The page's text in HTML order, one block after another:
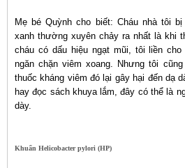
Mẹ bé Quỳnh cho biết: Cháu nhà tôi
xanh thường xuyên chảy ra nhất là khi
cháu có dấu hiệu ngạt mũi, tôi liền
ngăn chặn viêm xoang. Nhưng tôi
thuốc kháng viêm đó lại gây hại đến dạ
hay đọc sách khuya lắm, đây có thể là
dày.
Khuẩn Helicobacter pylori (HP)